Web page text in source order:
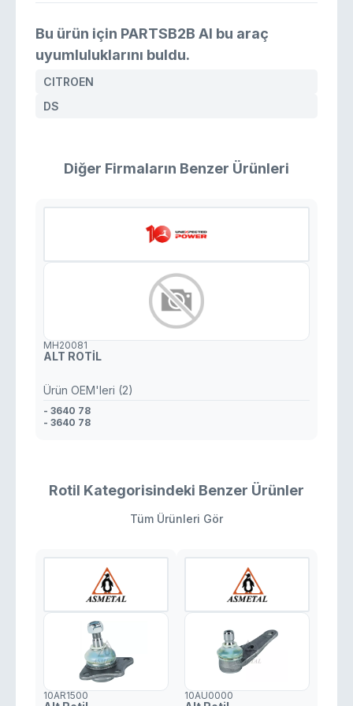
Bu ürün için PARTSB2B AI bu araç
uyumluluklarını buldu.
CITROEN
DS
Diğer Firmaların Benzer Ürünleri
MH20081
ALT ROTİL
Ürün OEM'leri (2)
- 3640 78
- 3640 78
Rotil Kategorisindeki Benzer Ürünler
Tüm Ürünleri Gör
10AR1500 10AU0000